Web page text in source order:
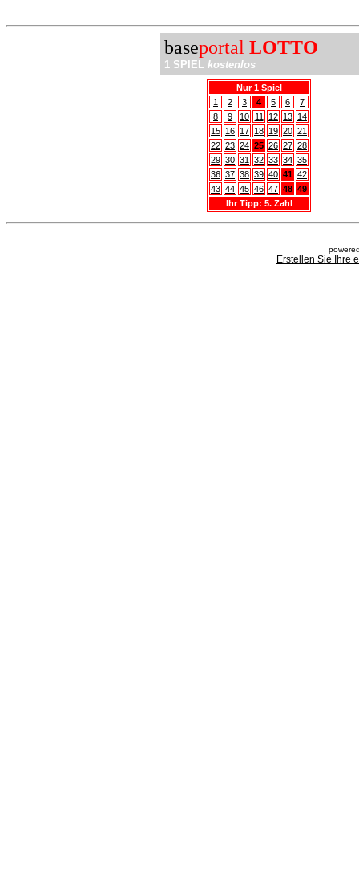
baseportal LOTTO
1 SPIEL kostenlos
Nur 1 Spiel
1
2 3 4 5 6
7
8
9 10 11 12 13 14
15 16 17 18 19 20 21
22 23 24 25 26 27 28
29 30 31 32 33 34 35
36 37 38 39 40 41 42
43 44 45 46 47 48 49
Ihr Tipp: 5. Zahl
Erstellen Sie Ihre